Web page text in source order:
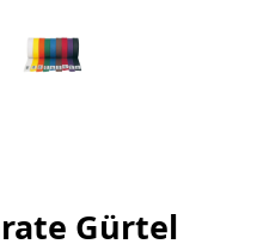
Gürtel